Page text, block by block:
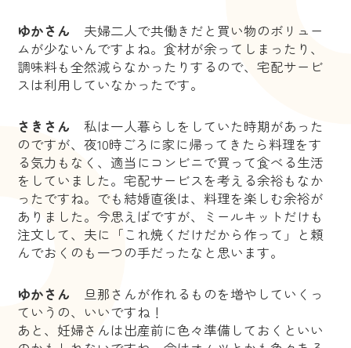
ゆかさん 夫婦二人で共働きだと買い物のボリュー
ムが少ないんですよね。食材が余ってしまったり、
調味料も全然減らなかったりするので、宅配サービ
スは利用していなかったです。
さきさん私は一人暮らしをしていた時期があった
のですが、夜10時ごろに家に帰ってきたら料理をす
る気力もなく、適当にコンビニで買って食べる生活
をしていました。宅配サービスを考える余裕もなか
ったですね。でも結婚直後は、料理を楽しむ余裕が
ありました。今思えばですが、ミールキットだけも
注文して、夫に「これ焼くだけだから作って」と頼
んでおくのも一つの手だったなと思います。
ゆかさん 旦那さんが作れるものを増やしていくっ
ていうの、いいですね！
あと、妊婦さんは出産前に色々準備しておくといい